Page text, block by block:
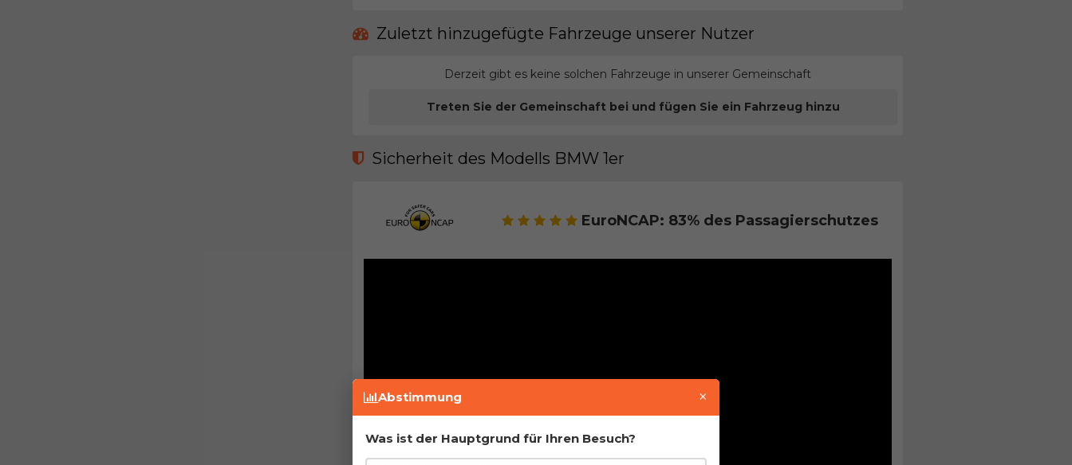
Zuletzt hinzugefügte Fahrzeuge unserer Nutzer
Derzeit gibt es keine solchen Fahrzeuge in unserer Gemeinschaft
Treten Sie der Gemeinschaft bei und fügen Sie ein Fahrzeug hinzu
Sicherheit des Modells BMW 1er
EuroNCAP: 83% des Passagierschutzes
Abstimmung ×
Was ist der Hauptgrund für Ihren Besuch?